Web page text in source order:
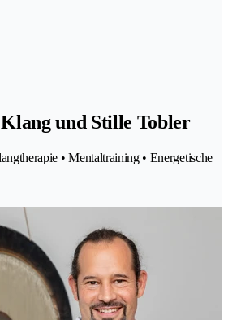
und Stille Tobler
• Mentaltraining • Energetische